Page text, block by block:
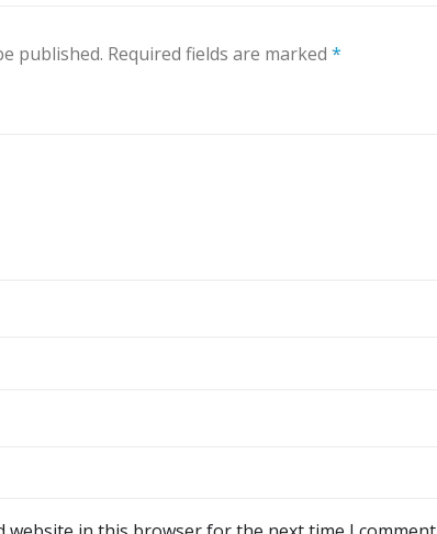
published. Required fields are marked *